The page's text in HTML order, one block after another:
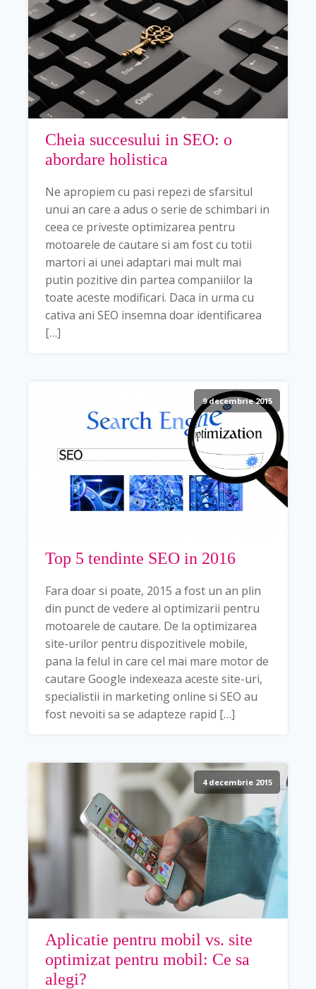
Cheia succesului in SEO: o
abordare holistica
Ne apropiem cu pasi repezi de sfarsitul
unui an care a adus o serie de schimbari in
ceea ce priveste optimizarea pentru
motoarele de cautare si am fost cu totii
martori ai unei adaptari mai mult mai
putin pozitive din partea companiilor la
toate aceste modificari. Daca in urma cu
cativa ani SEO insemna doar identificarea
[…]
9 decembrie 2015
Top 5 tendinte SEO in 2016
Fara doar si poate, 2015 a fost un an plin
din punct de vedere al optimizarii pentru
motoarele de cautare. De la optimizarea
site-urilor pentru dispozitivele mobile,
pana la felul in care cel mai mare motor de
cautare Google indexeaza aceste site-uri,
specialistii in marketing online si SEO au
fost nevoiti sa se adapteze rapid […]
4 decembrie 2015
Aplicatie pentru mobil vs. site
optimizat pentru mobil: Ce sa
alegi?